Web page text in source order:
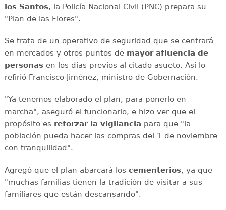
los Santos, la Policía Nacional Civil (PNC) prepara su
"Plan de las Flores".
Se trata de un operativo de seguridad que se centrará
en mercados y otros puntos de mayor afluencia de
personasen los días previos al citado asueto. Así lo
refirió Francisco Jiménez, ministro de Gobernación.
"Ya tenemos elaborado el plan, para ponerlo en
marcha", aseguró el funcionario, e hizo ver que el
propósito es reforzar la vigilancia para que "la
población pueda hacer las compras del 1 de noviembre
con tranquilidad".
Agregó que el plan abarcará los cementerios, ya que
"muchas familias tienen la tradición de visitar a sus
familiares que están descansando".